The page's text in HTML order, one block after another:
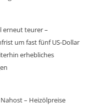
erneut teurer –
um fast fünf US-Dollar
erhebliches
– Heizölpreise